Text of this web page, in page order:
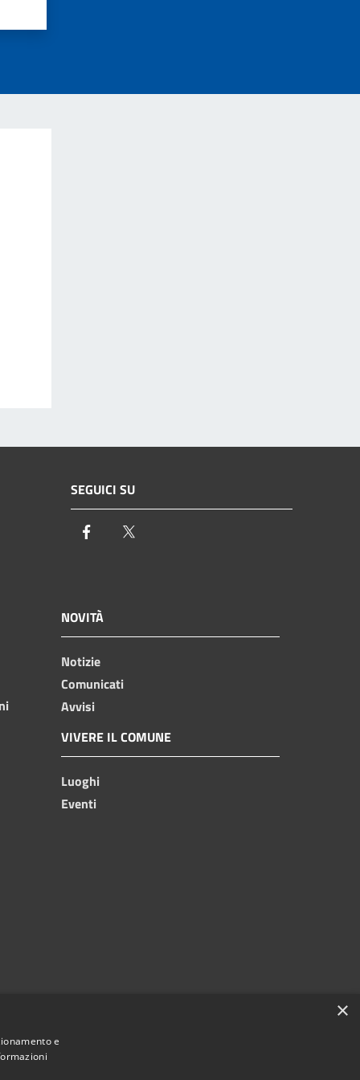
SEGUICI SU
Facebook
NOVITÀ
Notizie
Comunicati
Avvisi
VIVERE IL COMUNE
Luoghi
Eventi
×
e